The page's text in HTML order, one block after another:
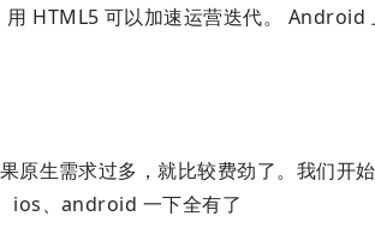
用 HTML5 可以加速运营迭代。
生需求过多，就比较费劲了。我们开
ios、android 一下全有了